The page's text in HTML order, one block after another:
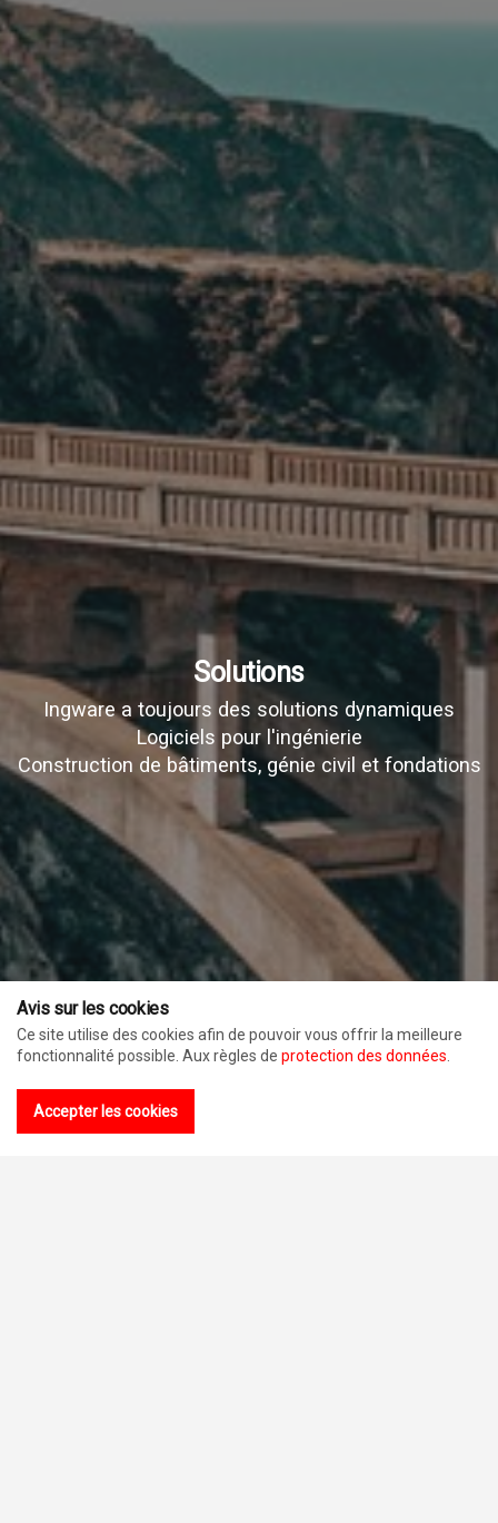
Solutions
Ingware a toujours des solutions dynamiques
Logiciels pour l'ingénierie
Construction de bâtiments, génie civil et fondations
Avis sur les cookies
Ce site utilise des cookies afin de pouvoir vous offrir la meilleure
fonctionnalité possible. Aux règles de protection des données
Accepter les cookies